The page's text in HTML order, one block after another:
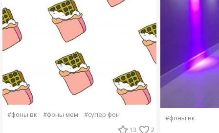
#фоны вк #фоны мем #супер фон
13 2
#фоны вк